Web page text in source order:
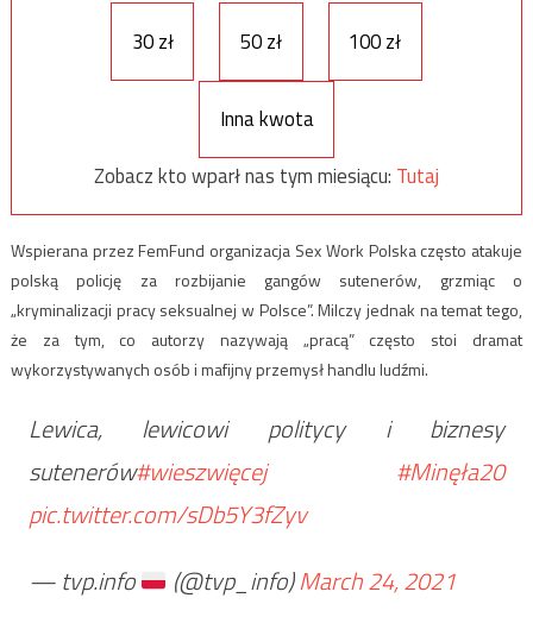
30 zł 50 zł 100 zł
Inna kwota
Zobacz kto wparł nas tym miesiącu: Tutaj
Wspierana przez FemFund organizacja Sex Work Polska często atakuje
polską policję za rozbijanie gangów sutenerów, grzmiąc o
„kryminalizacji pracy seksualnej w Polsce”. Milczy jednak na temat tego,
że za tym, co autorzy nazywają „pracą” często stoi dramat
wykorzystywanych osób i mafijny przemysł handlu ludźmi.
Lewica, lewicowi politycy i biznesy
sutenerów#wieszwięcej
#Minęła20
pic.twitter.com/sDb5Y3fZyv
— tvp.info
(@tvp_info)March 24, 2021